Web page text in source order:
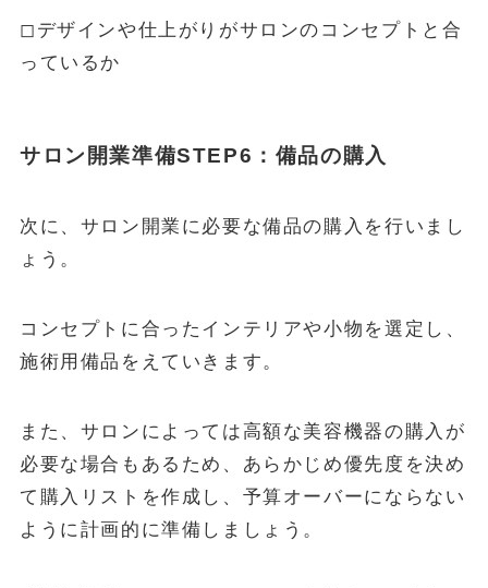
◻︎デザインや仕上がりがサロンのコンセプトと合
っているか
サロン開業準備STEP6：備品の購入
次に、サロン開業に必要な備品の購入を行いまし
ょう。
コンセプトに合ったインテリアや小物を選定し、
施術用備品をえていきます。
また、サロンによっては高額な美容機器の購入が
必要な場合もあるため、あらかじめ優先度を決め
て購入リストを作成し、予算オーバーにならない
ように計画的に準備しましょう。